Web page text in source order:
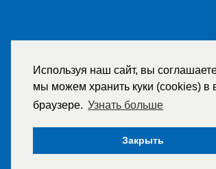
Используя наш сайт, вы
мы можем хранить куки (cookies) в
браузере. Узнать больше
Закрыть
2007-2026 © ООО «ТД «РЕМЕЗА». Все
приобретением и не является